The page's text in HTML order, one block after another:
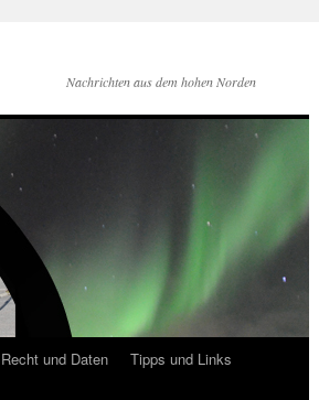
Nachrichten aus dem hohen Norden
Recht und Daten
Tipps und Links